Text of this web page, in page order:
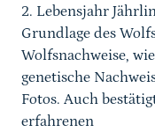
2. Lebensjahr
Grundlage des
Wolfsnachweise,
genetische
Fotos. Auch
erfahrenen